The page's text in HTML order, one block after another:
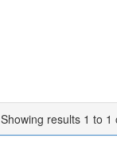
Showing results 1 to 1